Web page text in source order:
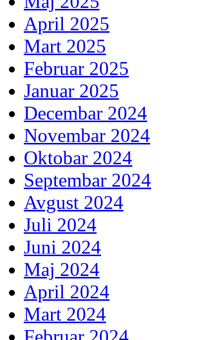
April 2025
Mart 2025
Februar 2025
Januar 2025
Decembar 2024
Novembar 2024
Oktobar 2024
Septembar 2024
Avgust 2024
Juli 2024
Juni 2024
Maj 2024
April 2024
Mart 2024